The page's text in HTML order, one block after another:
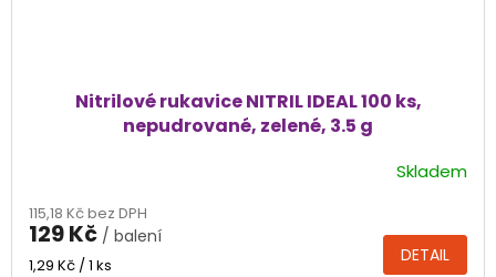
Nitrilové rukavice NITRIL IDEAL 100 ks,
nepudrované, zelené, 3.5 g
produktu
je
4,7
Skladem
115,18 Kč bez DPH
129 Kč / balení
Měrná
1,29 Kč / 1 ks DETAIL